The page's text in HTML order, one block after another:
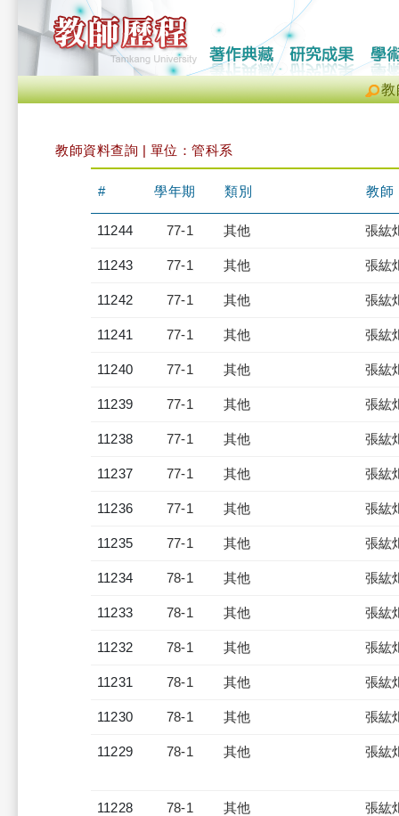
教
教師資料查詢 | 單位：管科系
# 學年期 類別 教師
11244 77-1 其他 張紘
11243 77-1 其他 張紘
11242 77-1 其他 張紘
11241 77-1 其他 張紘
11240 77-1 其他 張紘
11239 77-1 其他 張紘
11238 77-1 其他 張紘
11237 77-1 其他 張紘
11236 77-1 其他 張紘
11235 77-1 其他 張紘
11234 78-1 其他 張紘
11233 78-1 其他 張紘
11232 78-1 其他 張紘
11231 78-1 其他 張紘
11230 78-1 其他 張紘
11229 78-1 其他 張紘
11228 78-1 其他 張紘